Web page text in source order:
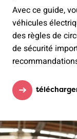
Avec ce guide,
véhicules
des règles de
de sécurité